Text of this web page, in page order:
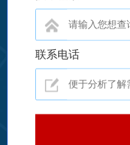
联系电话